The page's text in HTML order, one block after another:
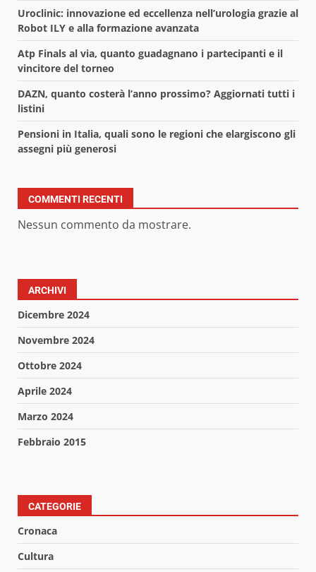
Uroclinic: innovazione ed eccellenza nell’urologia grazie al
Robot ILY e alla formazione avanzata
Atp Finals al via, quanto guadagnano i partecipanti e il
vincitore del torneo
DAZN, quanto costerà l’anno prossimo? Aggiornati tutti i
listini
Pensioni in Italia, quali sono le regioni che elargiscono gli
assegni più generosi
COMMENTI RECENTI
Nessun commento da mostrare.
ARCHIVI
Dicembre 2024
Novembre 2024
Ottobre 2024
Aprile 2024
Marzo 2024
Febbraio 2015
CATEGORIE
Cronaca
Cultura